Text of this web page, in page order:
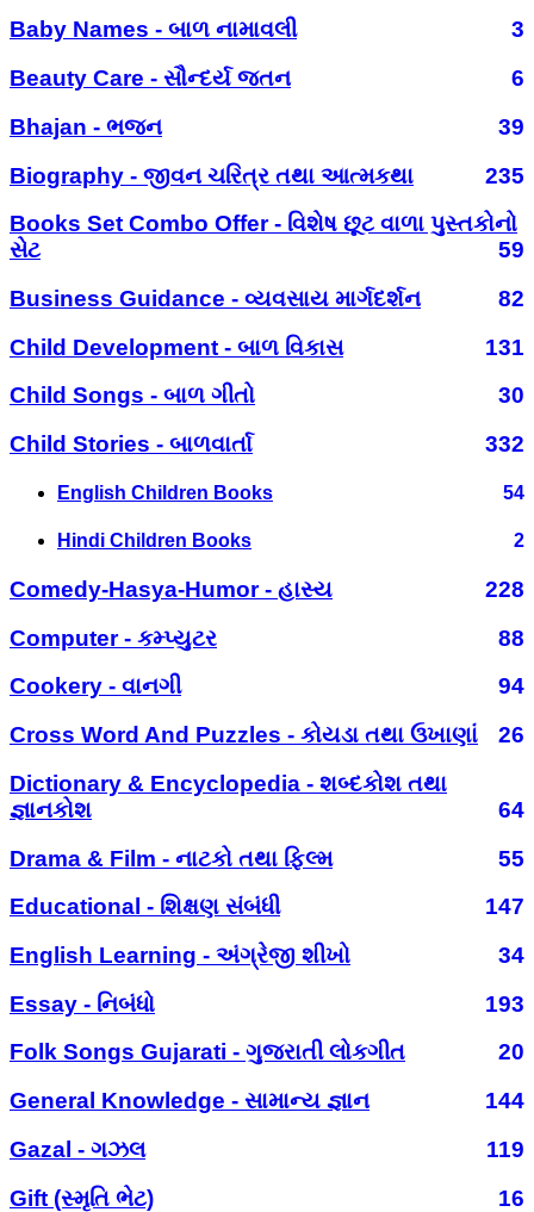
Baby Names - બાળ નામાવલી
3
Beauty Care - સૌન્દર્ય જતન
6
Bhajan - ભજન
39
Biography - જીવન ચરિત્ર તથા આત્મકથા
235
Books Set Combo Offer - વિશેષ છૂટ વાળા પુસ્તકોનો
સેટ
59
Business Guidance - વ્યવસાય માર્ગદર્શન
82
Child Development - બાળ વિકાસ
131
Child Songs - બાળ ગીતો
30
Child Stories - બાળવાર્તા
332
English Children Books 54
Hindi Children Books 2
Comedy-Hasya-Humor - હાસ્ય
228
Computer - કમ્પ્યુટર
88
Cookery - વાનગી
94
Cross Word And Puzzles - કોયડા તથા ઉખાણાં
26
Dictionary & Encyclopedia - શબ્દકોશ તથા
જ્ઞાનકોશ
64
Drama & Film - નાટકો તથા ફિલ્મ
55
Educational - શિક્ષણ સંબંધી
147
English Learning - અંગ્રેજી શીખો
34
Essay - નિબંધો
193
Folk Songs Gujarati - ગુજરાતી લોકગીત
20
General Knowledge - સામાન્ય જ્ઞાન
144
Gazal - ગઝલ
119
Gift (સ્મૃતિ ભેટ)
16